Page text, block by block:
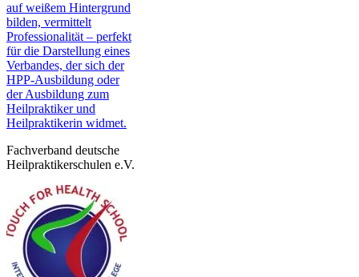
Fachverband deutsche
Heilpraktikerschulen e.V.